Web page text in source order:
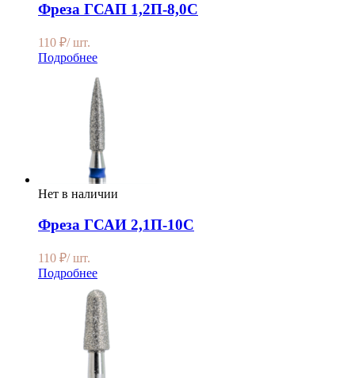
Фреза ГСАП 1,2П-8,0С
110 ₽/ шт.
Подробнее
Нет в наличии
Фреза ГСАИ 2,1П-10С
110 ₽/ шт.
Подробнее